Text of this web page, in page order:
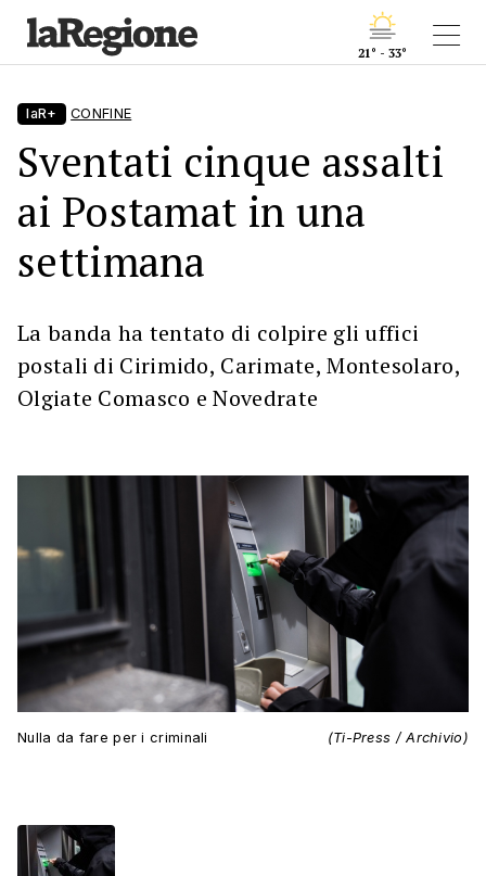
21° - 33°
laR+ CONFINE
Sventati cinque assalti
ai Postamat in una
settimana
La banda ha tentato di colpire gli uffici
postali di Cirimido, Carimate, Montesolaro,
Olgiate Comasco e Novedrate
Nulla da fare per i criminali (Ti-Press / Archivio)